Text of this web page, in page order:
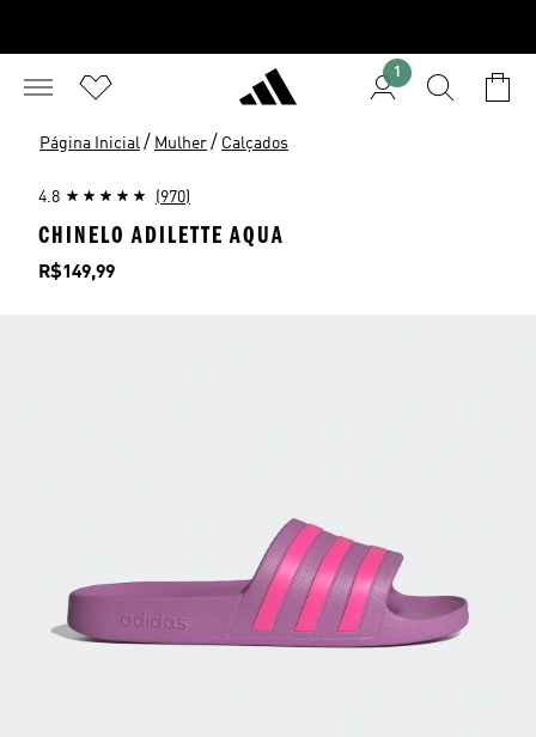
1
Página Inicial / Mulher / Calçados
4.8 (970)
CHINELO ADILETTE AQUA
Preço
R$149,99